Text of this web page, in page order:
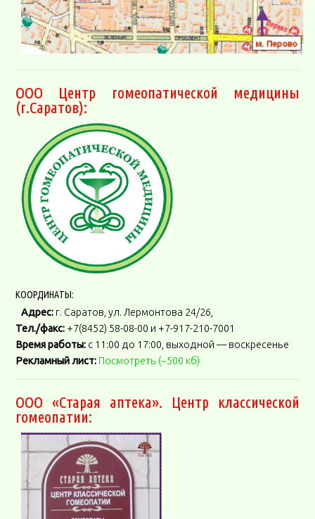
ООО Центр гомеопатической медицины
(г.Саратов):
КООРДИНАТЫ:
Адрес:г. Саратов, ул. Лермонтова 24/26,
Тел./факс: +7(8452) 58-08-00 и +7-917-210-7001
Время работы: с 11:00 до 17:00, выходной — воскресенье
Рекламный лист: Посмотреть (~500 кб)
ООО «Старая аптека». Центр классической
гомеопатии: